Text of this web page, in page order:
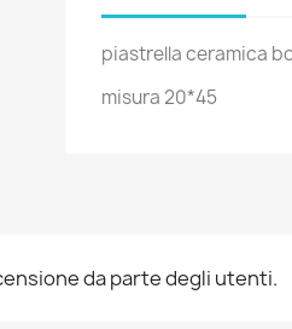
piastrella ceramica
misura 20*45
da parte degli utenti.